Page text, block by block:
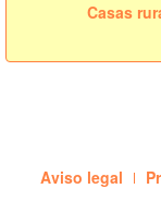
Casas
Aviso legal